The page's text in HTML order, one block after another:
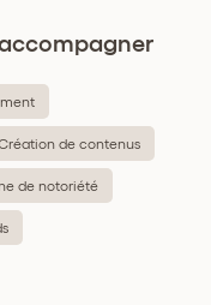
de contenus
de notoriété